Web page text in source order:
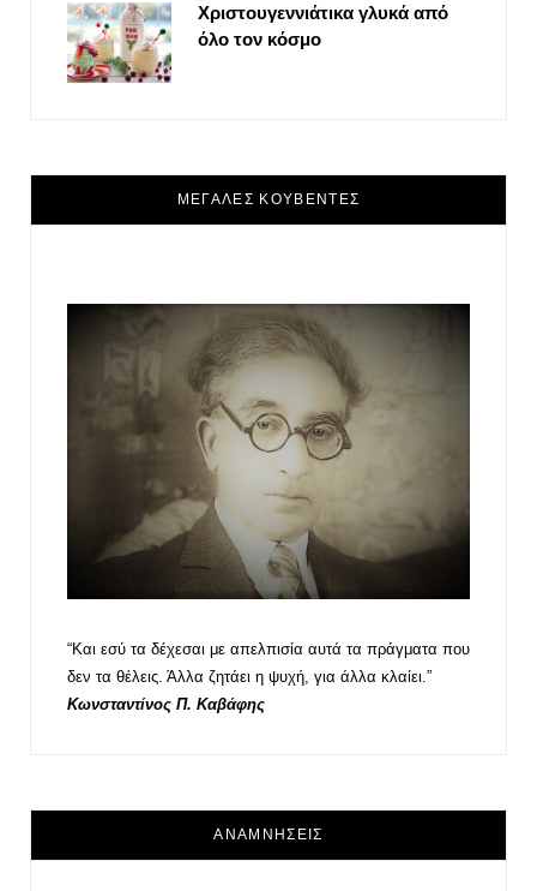
Χριστουγεννιάτικα γλυκά από
όλο τον κόσμο
ΜΕΓΑΛΕΣ ΚΟΥΒΕΝΤΕΣ
“Και εσύ τα δέχεσαι με απελπισία αυτά τα πράγματα που
δεν τα θέλεις. Άλλα ζητάει η ψυχή, για άλλα κλαίει.”
Κωνσταντίνος Π. Καβάφης
ΑΝΑΜΝΗΣΕΙΣ